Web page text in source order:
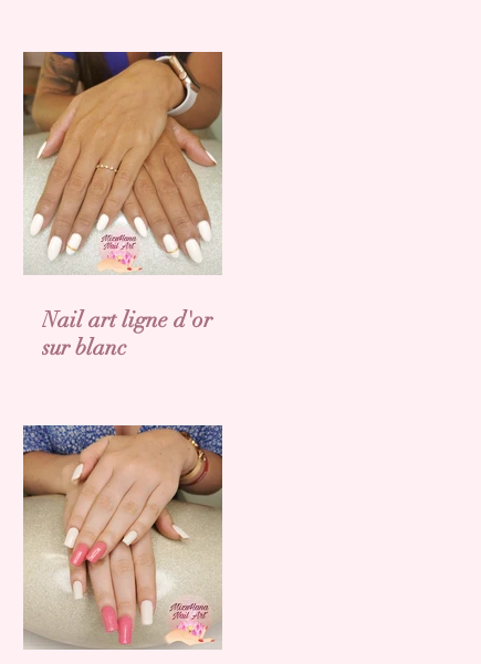
Nail art ligne d'or
sur blanc